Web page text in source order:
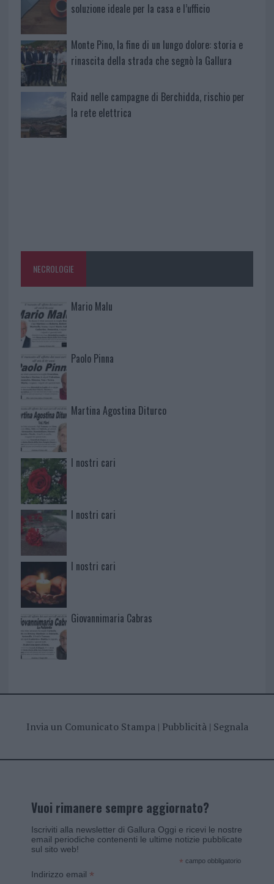
soluzione ideale per la casa e l’ufficio
Monte Pino, la fine di un lungo dolore: storia e
rinascita della strada che segnò la Gallura
Raid nelle campagne di Berchidda, rischio per
la rete elettrica
NECROLOGIE
Mario Malu
Paolo Pinna
Martina Agostina Diturco
I nostri cari
I nostri cari
I nostri cari
Giovannimaria Cabras
Invia un Comunicato Stampa| Pubblicità| Segnala
Vuoi rimanere sempre aggiornato?
Iscriviti alla newsletter di Gallura Oggi e ricevi le nostre
email periodiche contenenti le ultime notizie pubblicate
sul sito web!
* campo obbligatorio
Indirizzo email *